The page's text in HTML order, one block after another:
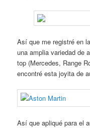
Así que me registré en
una amplia variedad de
top (Mercedes, Range
encontré esta joyita de
Así que apliqué para el